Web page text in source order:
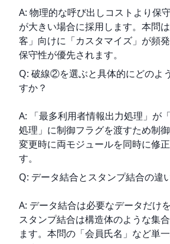
A: 物理的な呼び出しコストより保
が大きい場合に採用します。本問
客」向けに「カスタマイズ」が頻発
保守性が優先されます。
Q: 破線②を選ぶと具体的にどのよ
すか？
A: 「最多利用者情報出力処理」が
処理」に制御フラグを渡すため制
変更時に両モジュールを同時に修
す。
Q: データ結合とスタンプ結合の違
A: データ結合は必要なデータだけ
スタンプ結合は構造体のような集
ます。本問の「会員氏名」など単